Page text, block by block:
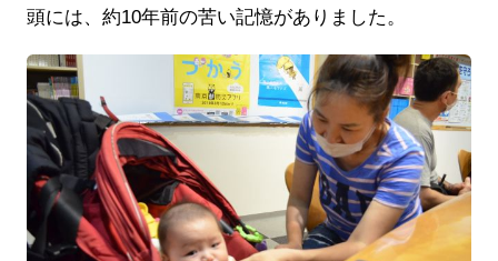
頭には、約10年前の苦い記憶がありました。